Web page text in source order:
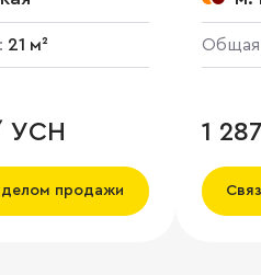
21 м²
УСН
продажи
Общая
1